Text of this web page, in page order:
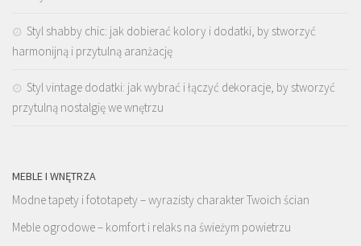
Styl shabby chic: jak dobierać kolory i dodatki, by stworzyć
harmonijną i przytulną aranżację
Styl vintage dodatki: jak wybrać i łączyć dekoracje, by stworzyć
przytulną nostalgię we wnętrzu
MEBLE I WNĘTRZA
Modne tapety i fototapety – wyrazisty charakter Twoich ścian
Meble ogrodowe – komfort i relaks na świeżym powietrzu